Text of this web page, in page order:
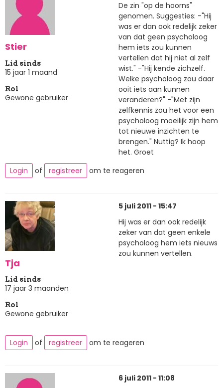
Stier
Lid sinds
15 jaar 1 maand
Rol
Gewone gebruiker
De zin "op de hoorns"
genomen. Suggesties: -"Hij
was er dan ook redelijk zeker
van dat geen psycholoog
hem iets zou kunnen
vertellen dat hij niet al zelf
wist." -"Hij kende zichzelf.
Welke psycholoog zou daar
ooit iets aan kunnen
veranderen?" -"Met zijn
zelfkennis zou het voor een
psycholoog moeilijk zijn hem
tot nieuwe inzichten te
brengen." Nuttig? Ik hoop
het. Groet
Login
of registreer om te reageren
Tja
Lid sinds
17 jaar 3 maanden
Rol
Gewone gebruiker
5 juli 2011 - 15:47
Hij was er dan ook redelijk
zeker van dat geen enkele
psycholoog hem iets nieuws
zou kunnen vertellen.
Login of registreer om te reageren
6 juli 2011 - 11:08